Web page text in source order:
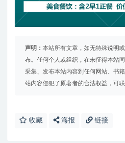
声明： 本站所有文章，如无特殊说明
布。任何个人或组织，在未征得本站
采集、发布本站内容到任何网站、书
站内容侵犯了原著者的合法权益，可联
收藏 海报 链接